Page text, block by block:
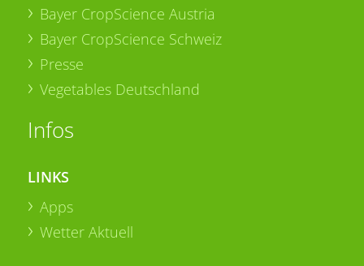
Bayer CropScience Austria
Bayer CropScience Schweiz
Presse
Vegetables Deutschland
Infos
LINKS
Apps
Wetter Aktuell